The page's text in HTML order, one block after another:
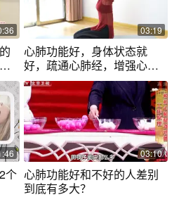
03:19
心肺功能好，身体状态就
好，疏通心肺经，增强心肺
功能，2个动作
个
03:10
心肺功能好和不好的人差别
到底有多大？